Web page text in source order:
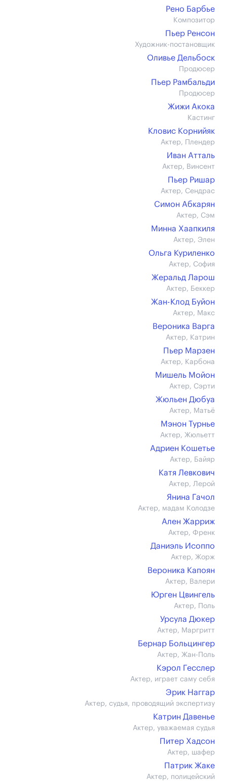
Рено Барбье
Композитор
Пьер Ренсон
Художник-постановщик
Оливье Дельбоск
Продюсер
Пьер Рамбальди
Продюсер
Жижи Акока
Кастинг
Кловис Корнийяк
Актер, Плендер
Иван Атталь
Актер, Винсент
Пьер Ришар
Актер, Сендрас
Симон Абкарян
Актер, Сэм
Минна Хаапкиля
Актер, Элен
Ольга Куриленко
Актер, София
Жеральд Ларош
Актер, Беккер
Жан-Клод Буйон
Актер, Макс
Вероника Варга
Актер, Катрин
Пьер Марзен
Актер, Карбона
Мишель Мойон
Актер, Сэрти
Жюльен Дюбуа
Актер, Матьё
Мэнон Турнье
Актер, Жюльетт
Адриен Кошетье
Актер, Байяр
Катя Левкович
Актер, Лерой
Янина Гачол
Актер, мадам Колодзе
Ален Жарриж
Актер, Френк
Даниэль Исоппо
Актер, Жорж
Вероника Капоян
Актер, Валери
Юрген Цвингель
Актер, Поль
Урсула Дюкер
Актер, Маргритт
Бернар Больцингер
Актер, Жан-Поль
Кэрол Гесслер
Актер, играет саму себя
Эрик Наггар
Актер, судья, проводящий экспертизу
Катрин Давенье
Актер, уважаемая судья
Питер Хадсон
Актер, шафер
Патрик Жаке
Актер, полицейский